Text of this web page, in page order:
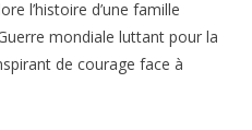
l’histoire d’une famille
mondiale luttant pour la
de courage face à